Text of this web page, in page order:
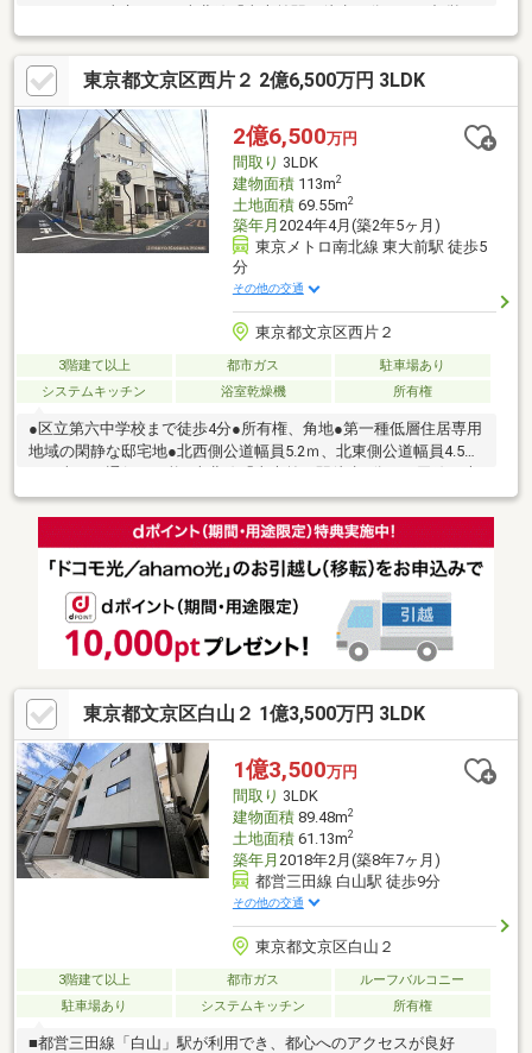
す。 ・東京メトロ南北線「東大前駅」徒歩７分 ・都営三
田・都営大江戸線 「春日駅」徒歩１３分 ・東京メトロ千代
田線 「根津駅」徒歩１７分◆玄関は吹抜けとなっており開放感
があります。 階段上にトップライトがあり、階段や廊下の採光
を確保しております。◆リビングとダイニングはフルオープンの
スライドドアで オープンにもセパレートでもご利用できます。
◆１階の８畳の和室は、掘り炬燵も利用できます。
東京都文京区西片２ 2億6,500万円 3LDK
2億6,500万円
間取り 3LDK
建物面積113m2
土地面積69.55m2
築年月 2024年4月(築2年5ヶ月)
東京メトロ南北線 東大前駅 徒歩5
分
その他の交通
東京都文京区西片２
3階建て以上 都市ガス
駐車場あり
システムキッチン
浴室乾燥機 所有権
●区立第六中学校まで徒歩4分●所有権、角地●第一種低層住居専用
地域の閑静な邸宅地●北西側公道幅員5.2ｍ、北東側公道幅員4.5
江戸線「春日」駅徒歩8分●土地面積69.55㎡、延床面積113㎡
（3LDK）●カースペース付き●床暖房付き●浴室1616サイズ●山手
線内側エリア、都心へのアクセスが便利●子育て環境の優れた住
環境文京区を中心に地元業者ならではの物件を多数お取り扱いし
店まで！ＴＥＬ 03-5684-0805
東京都文京区白山２ 1億3,500万円 3LDK
1億3,500万円
間取り 3LDK
建物面積89.48m2
土地面積61.13m2
築年月 2018年2月(築8年7ヶ月)
都営三田線 白山駅 徒歩9分
その他の交通
東京都文京区白山２
3階建て以上 都市ガス
ルーフバルコニー
駐車場あり
システムキッチン 所有権
■都営三田線「白山」駅が利用でき、都心へのアクセスが良好